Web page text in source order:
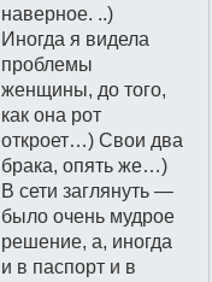
наверное. ..)
Иногда я видела
проблемы
женщины, до того,
как она рот
откроет…) Свои два
брака, опять же…)
В сети заглянуть —
было очень мудрое
решение, а, иногда
и в паспорт и в